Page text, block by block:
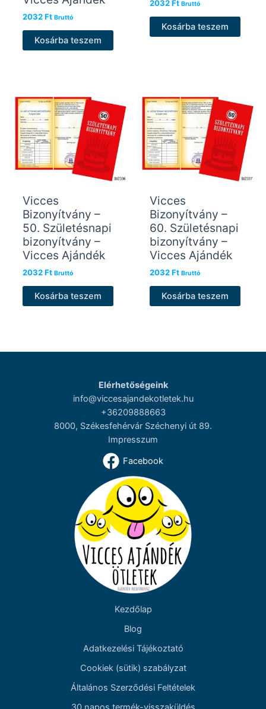
2032Ft Bruttó
Kosárba teszem
2032Ft Bruttó
Kosárba teszem
Vicces
Bizonyítvány –
50. Születésnapi
bizonyítvány –
Vicces Ajándék
2032Ft Bruttó
Kosárba teszem
Vicces
Bizonyítvány –
60. Születésnapi
bizonyítvány –
Vicces Ajándék
2032Ft Bruttó
Kosárba teszem
Elérhetőségeink
info@viccesajandekotletek.hu
+36209888663
8000, Székesfehérvár Széchenyi út 89.
Impresszum
Facebook
Kezdőlap
Blog
Adatkezelési Tájékoztató
Cookiek (sütik) szabályzat
Általános Szerződési Feltételek